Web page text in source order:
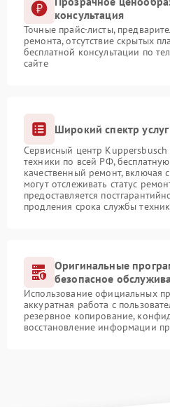
консультация
Точные прайс-листы,
ремонта, отсутствие скрытых
бесплатной консультации по
сайте
Широкий спектр услуг
Сервисный центр Kuppersbusch
техники по всей РФ,
качественный ремонт, включая
могут отслеживать статус
предоставляется
продления срока службы
Оригинальные
безопасное
Использование официальных
аккуратная работа с
резервное копирование,
восстановление информации